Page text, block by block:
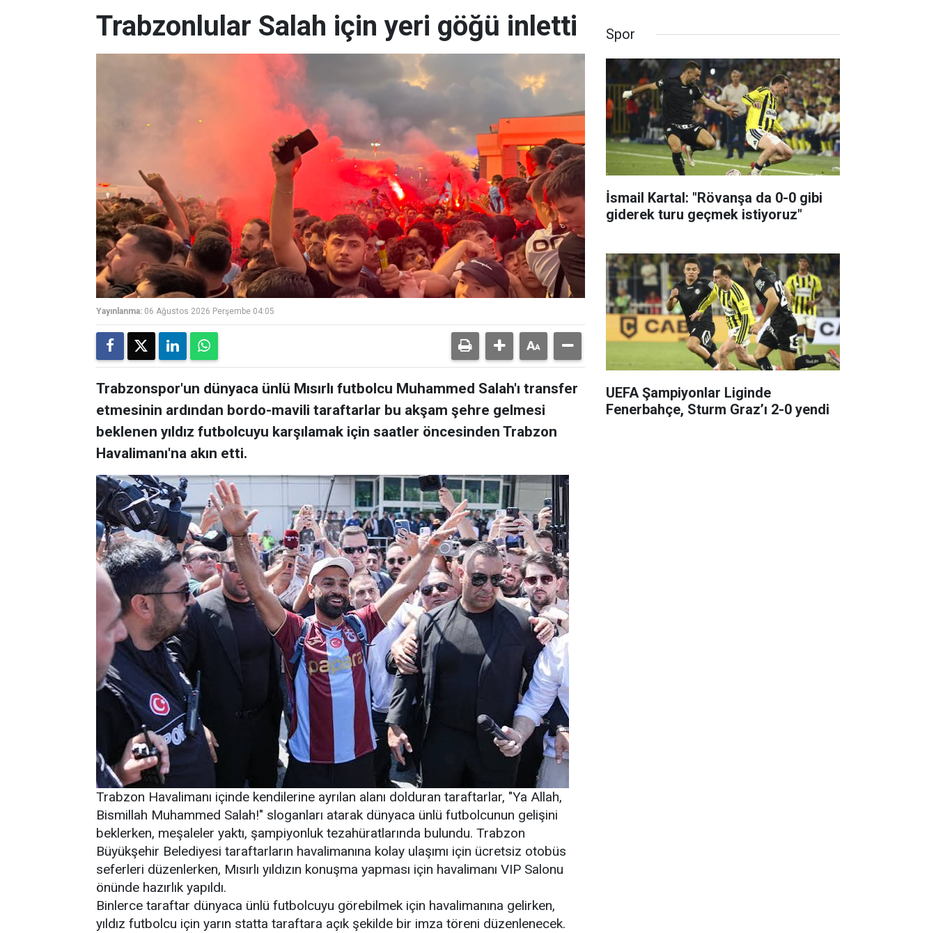
Trabzonlular Salah için yeri göğü inletti
Yayınlanma: 06 Ağustos 2026 Perşembe 04:05
Trabzonspor'un dünyaca ünlü Mısırlı futbolcu Muhammed Salah'ı transfer
etmesinin ardından bordo-mavili taraftarlar bu akşam şehre gelmesi
beklenen yıldız futbolcuyu karşılamak için saatler öncesinden Trabzon
Havalimanı'na akın etti.
Trabzon Havalimanı içinde kendilerine ayrılan alanı dolduran taraftarlar, "Ya Allah,
Bismillah Muhammed Salah!" sloganları atarak dünyaca ünlü futbolcunun gelişini
beklerken, meşaleler yaktı, şampiyonluk tezahüratlarında bulundu. Trabzon
Büyükşehir Belediyesi taraftarların havalimanına kolay ulaşımı için ücretsiz otobüs
seferleri düzenlerken, Mısırlı yıldızın konuşma yapması için havalimanı VIP Salonu
önünde hazırlık yapıldı.
Binlerce taraftar dünyaca ünlü futbolcuyu görebilmek için havalimanına gelirken,
yıldız futbolcu için yarın statta taraftara açık şekilde bir imza töreni düzenlenecek.
Spor
İsmail Kartal: "Rövanşa da 0-0 gibi
giderek turu geçmek istiyoruz"
UEFA Şampiyonlar Liginde
Fenerbahçe, Sturm Graz’ı 2-0 yendi